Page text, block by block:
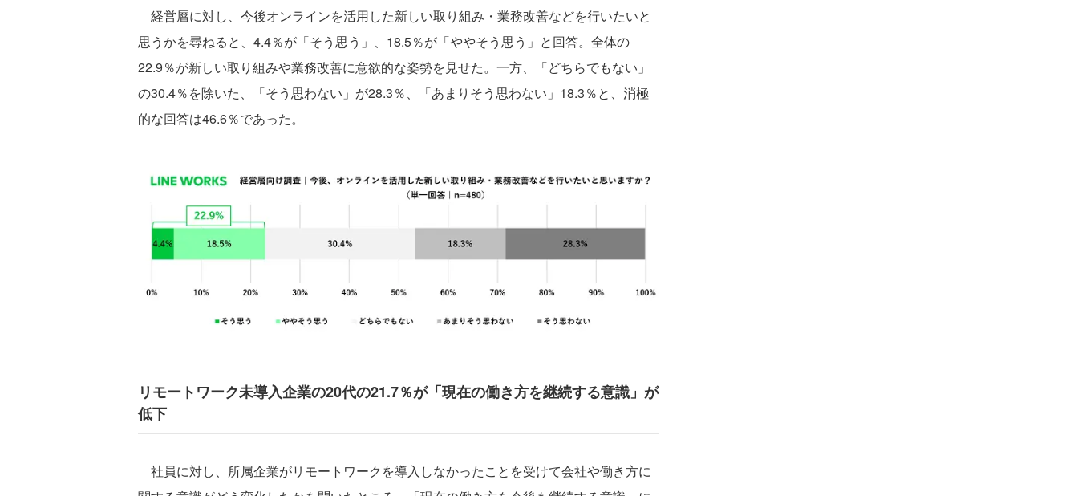
経営層に対し、今後オンラインを活用した新しい取り組み・業務改善などを行いたいと
思うかを尋ねると、4.4％が「そう思う」、18.5％が「ややそう思う」と回答。全体の
22.9％が新しい取り組みや業務改善に意欲的な姿勢を見せた。一方、「どちらでもない」
の30.4％を除いた、「そう思わない」が28.3％、「あまりそう思わない」18.3％と、消極
的な回答は46.6％であった。
リモートワーク未導入企業の20代の21.7％が「現在の働き方を継続する意識」が
低下
社員に対し、所属企業がリモートワークを導入しなかったことを受けて会社や働き方に